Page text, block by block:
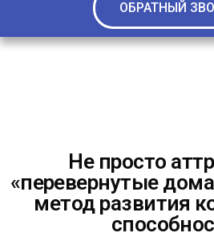
ОБРАТНЫЙ
Не просто
«перевернутые
метод развития